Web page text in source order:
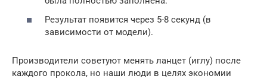
Результат появится через 5-8 секунд (в
зависимости от модели).
Производители советуют менять ланцет (иглу) после
каждого прокола, но наши люди в целях экономии